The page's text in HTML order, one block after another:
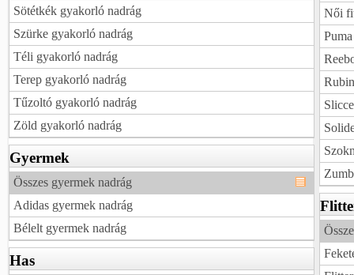
Sötétkék gyakorló nadrág
Szürke gyakorló nadrág
Téli gyakorló nadrág
Terep gyakorló nadrág
Tűzoltó gyakorló nadrág
Zöld gyakorló nadrág
Gyermek
Összes gyermek nadrág
Adidas gyermek nadrág
Bélelt gyermek nadrág
Has
Női